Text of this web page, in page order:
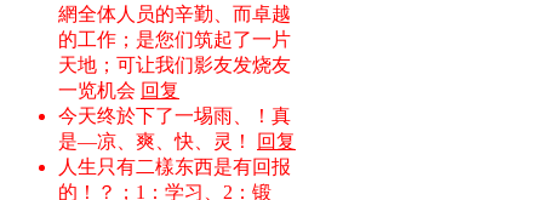
網全体人员的辛勤、而卓越
的工作；是您们筑起了一片
天地；可让我们影友发烧友
一览机会 回复
今天终於下了一埸雨、！真
是—凉、爽、快、灵！
回复
人生只有二樣东西是有回报
的！？；1：学习、2：锻